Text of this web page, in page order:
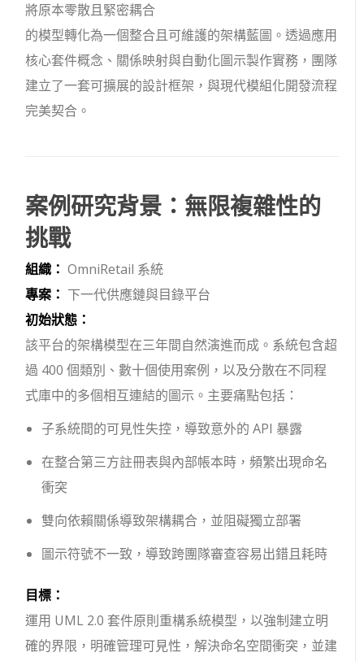
將原本零散且緊密耦合
的模型轉化為一個整合且可維護的架構藍圖。透過應用
核心套件概念、關係映射與自動化圖示製作實務，團隊
建立了一套可擴展的設計框架，與現代模組化開發流程
完美契合。
案例研究背景：無限複雜性的
挑戰
組織： OmniRetail 系統
專案： 下一代供應鏈與目錄平台
初始狀態：
該平台的架構模型在三年間自然演進而成。系統包含超
過 400 個類別、數十個使用案例，以及分散在不同程
式庫中的多個相互連結的圖示。主要痛點包括：
子系統間的可見性失控，導致意外的 API 暴露
在整合第三方註冊表與內部帳本時，頻繁出現命名
衝突
雙向依賴關係導致架構耦合，並阻礙獨立部署
圖示符號不一致，導致跨團隊審查容易出錯且耗時
目標：
運用 UML 2.0 套件原則重構系統模型，以強制建立明
確的界限，明確管理可見性，解決命名空間衝突，並建